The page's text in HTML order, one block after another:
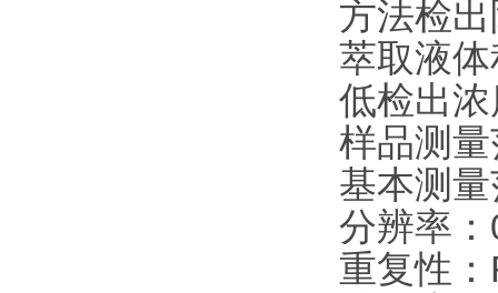
方法检
萃取液
低检出
样品测
基本测
分辨率
重复性